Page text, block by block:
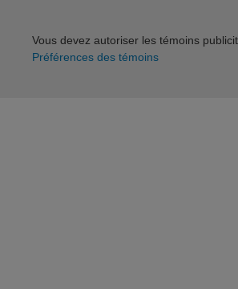
Vous devez autoriser les témoins
Préférences des témoins